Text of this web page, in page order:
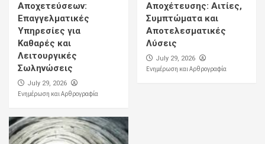
Αποχετεύσεων:
Επαγγελματικές
Υπηρεσίες για
Καθαρές και
Λειτουργικές
Σωληνώσεις
July 29, 2026
Ενημέρωση και Αρθρογραφία
Αποχέτευσης: Αιτίες,
Συμπτώματα και
Αποτελεσματικές
Λύσεις
July 29, 2026
Ενημέρωση και Αρθρογραφία